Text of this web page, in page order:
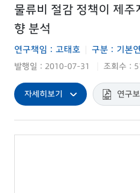
물류비 절감 정책이 제
향 분석
연구책임 : 고태호 구분 : 기본
발행일 : 2010-07-31 조회수 :
자세히보기 연구